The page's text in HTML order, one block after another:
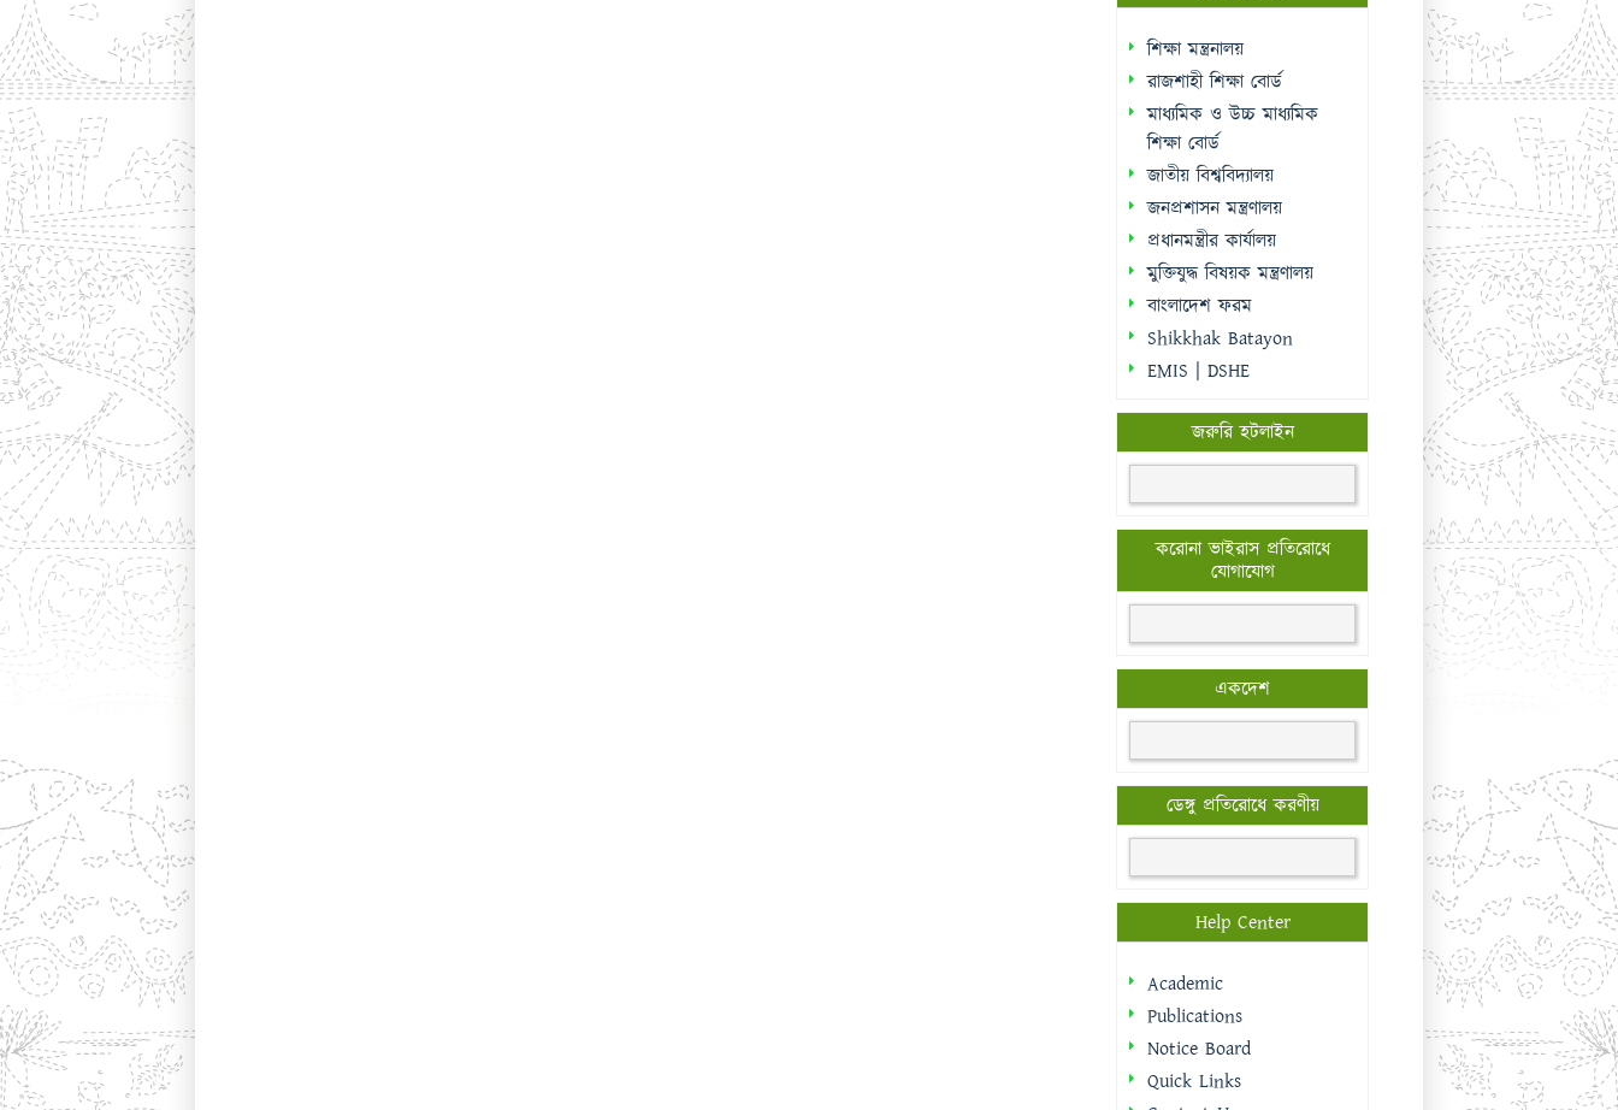
শিক্ষা মন্ত্রনালয়
রাজশাহী শিক্ষা বোর্ড
মাধ্যমিক ও উচ্চ মাধ্যমিক
শিক্ষা বোর্ড
জাতীয় বিশ্ববিদ্যালয়
জনপ্রশাসন মন্ত্রণালয়
প্রধানমন্ত্রীর কার্যালয়
মুক্তিযুদ্ধ বিষয়ক মন্ত্রণালয়
বাংলাদেশ ফরম
Shikkhak Batayon
EMIS | DSHE
জরুরি হটলাইন
করোনা ভাইরাস প্রতিরোধে
যোগাযোগ
একদেশ
ডেঙ্গু প্রতিরোধে করণীয়
Help Center
Academic
Publications
Notice Board
Quick Links